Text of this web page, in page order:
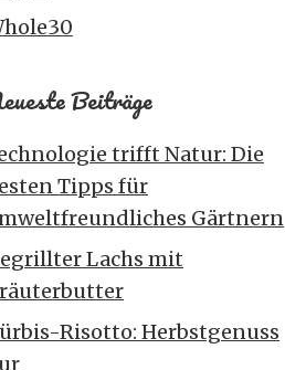
Beiträge
trifft Natur: Die
Tipps für
Gärtnern
Lachs mit
Risotto: Herbstgenuss